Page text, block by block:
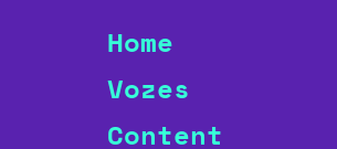
Home
Vozes
Content